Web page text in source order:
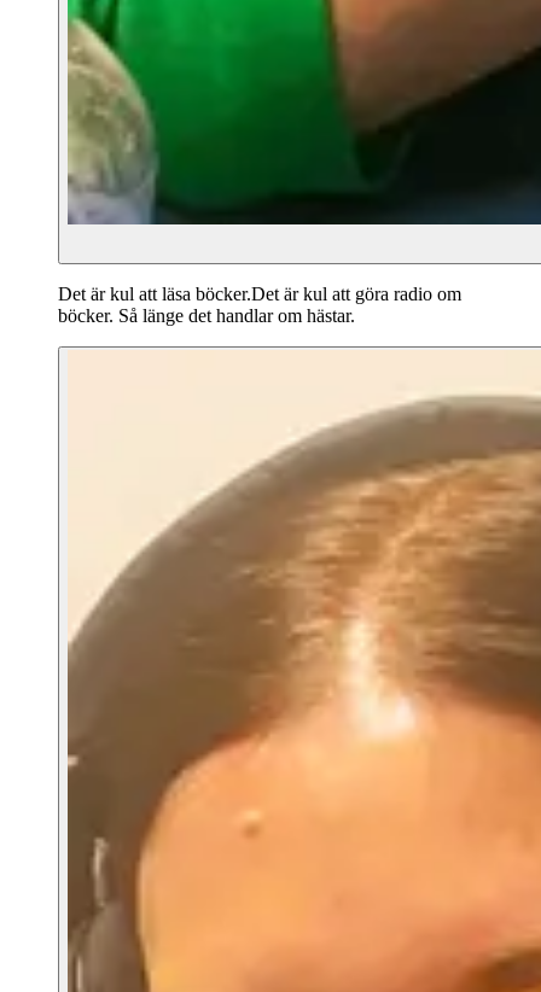
Det är kul att läsa böcker.Det är kul att göra radio om
böcker. Så länge det handlar om hästar.